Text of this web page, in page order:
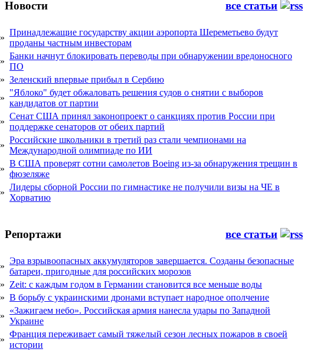
Новости все статьи
»
Принадлежащие государству акции аэропорта Шереметьево будут
проданы частным инвесторам
»
Банки начнут блокировать переводы при обнаружении вредоносного
ПО
» Зеленский впервые прибыл в Сербию
»
"Яблоко" будет обжаловать решения судов о снятии с выборов
кандидатов от партии
»
Сенат США принял законопроект о санкциях против России при
поддержке сенаторов от обеих партий
»
Российские школьники в третий раз стали чемпионами на
Международной олимпиаде по ИИ
»
В США проверят сотни самолетов Boeing из-за обнаружения трещин в
фюзеляже
»
Лидеры сборной России по гимнастике не получили визы на ЧЕ в
Хорватию
Репортажи все статьи
»
Эра взрывоопасных аккумуляторов завершается. Созданы безопасные
батареи, пригодные для российских морозов
» Zeit: с каждым годом в Германии становится все меньше воды
» В борьбу с украинскими дронами вступает народное ополчение
»
«Зажигаем небо». Российская армия нанесла удары по Западной
Украине
»
Франция переживает самый тяжелый сезон лесных пожаров в своей
истории